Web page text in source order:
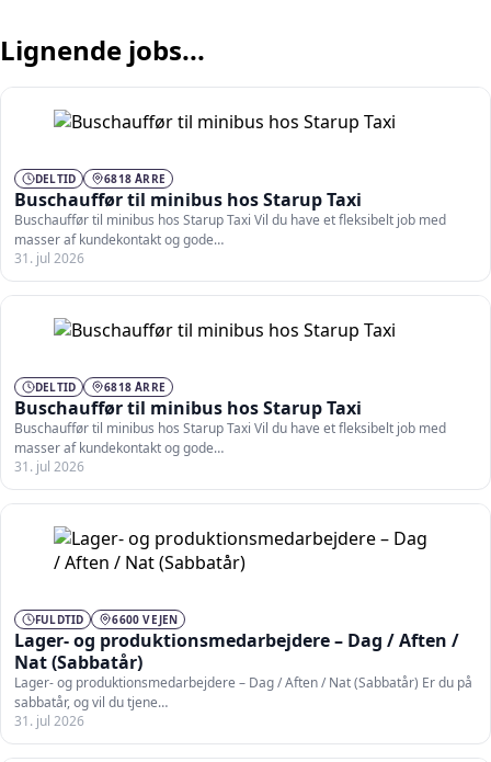
Lignende jobs...
DELTID 6818 ÅRRE
Buschauffør til minibus hos Starup Taxi
Buschauffør til minibus hos Starup Taxi Vil du have et fleksibelt job med
masser af kundekontakt og gode…
31. jul 2026
DELTID 6818 ÅRRE
Buschauffør til minibus hos Starup Taxi
Buschauffør til minibus hos Starup Taxi Vil du have et fleksibelt job med
masser af kundekontakt og gode…
31. jul 2026
FULDTID 6600 VEJEN
Lager- og produktionsmedarbejdere – Dag / Aften /
Nat (Sabbatår)
Lager- og produktionsmedarbejdere – Dag / Aften / Nat (Sabbatår) Er du på
sabbatår, og vil du tjene…
31. jul 2026